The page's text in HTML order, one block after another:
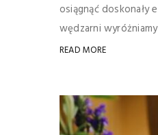
osiągnąć
wędzarni
READ MORE